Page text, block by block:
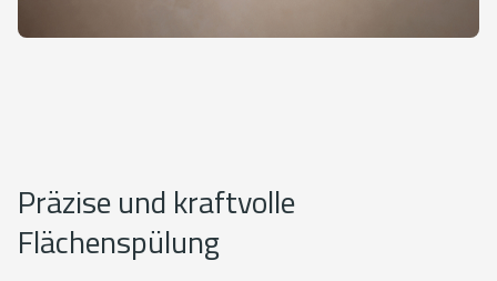
Präzise und kraftvolle
Flächenspülung